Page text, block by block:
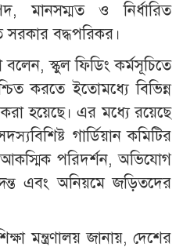
মানসম্মত ও নির্ধারিত
সরকার বদ্ধপরিকর।
স্কুল ফিডিং কর্মসূচিতে
করতে ইতোমধ্যে বিভিন্ন
হয়েছে। এর মধ্যে রয়েছে
গার্ডিয়ান কমিটির
পরিদর্শন, অভিযোগ
এবং অনিয়মে জড়িতদের
জানায়, দেশের